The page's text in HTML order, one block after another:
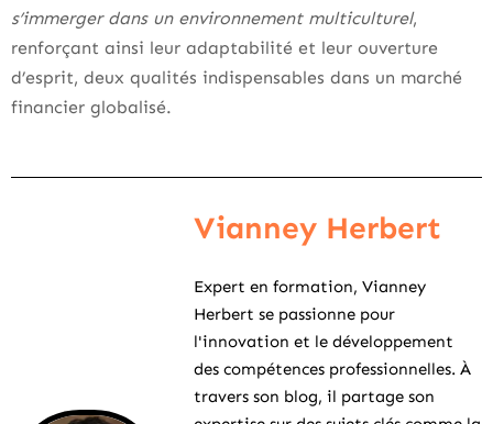
s’immerger dans un environnement multiculturel,
renforçant ainsi leur adaptabilité et leur ouverture
d’esprit, deux qualités indispensables dans un marché
financier globalisé.
Vianney Herbert
Expert en formation, Vianney
Herbert se passionne pour
l'innovation et le développement
des compétences professionnelles. À
travers son blog, il partage son